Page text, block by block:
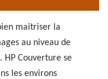
maitriser la
au niveau de
HP Couverture se
les environs